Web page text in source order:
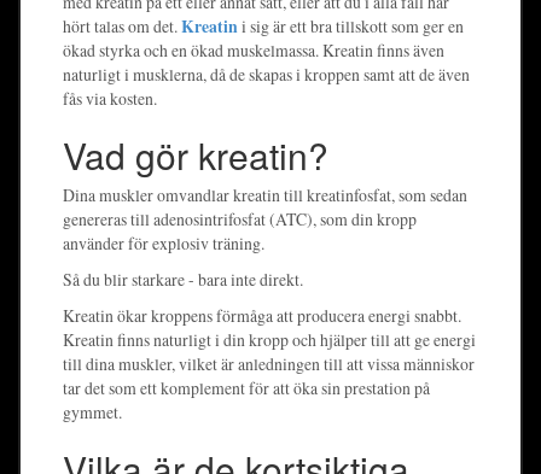
hört talas om det.Kreatini sig är ett bra tillskott som ger en
ökad styrka och en ökad muskelmassa. Kreatin finns även
naturligt i musklerna, då de skapas i kroppen samt att de även
fås via kosten.
Vad gör kreatin?
Dina muskler omvandlar kreatin till kreatinfosfat, som sedan
genereras till adenosintrifosfat (ATC), som din kropp
använder för explosiv träning.
Så du blir starkare - bara inte direkt.
Kreatin ökar kroppens förmåga att producera energi snabbt.
Kreatin finns naturligt i din kropp och hjälper till att ge energi
till dina muskler, vilket är anledningen till att vissa människor
tar det som ett komplement för att öka sin prestation på
gymmet.